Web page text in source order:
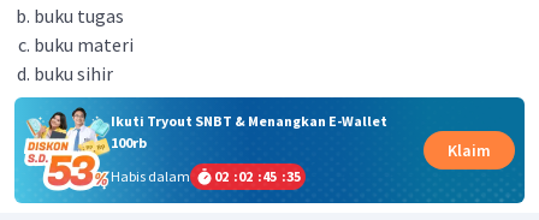
buku tugas
buku materi
buku sihir
Ikuti Tryout SNBT & Menangkan E-Wallet
100rb
Habis dalam
02 :02 :45 :35
Klaim